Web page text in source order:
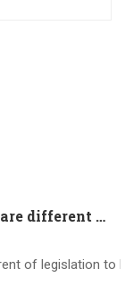
Brand new ways to such questions are different of legislation to help you jurisdiction
of legislation to